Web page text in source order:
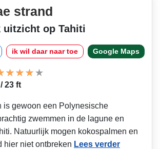
strand
op Tahiti
ik wil daar naar toe Google Maps
23 ft
is gewoon een Polynesische
zwemmen in de lagune en
Natuurlijk mogen kokospalmen en
hier niet ontbreken Lees verder